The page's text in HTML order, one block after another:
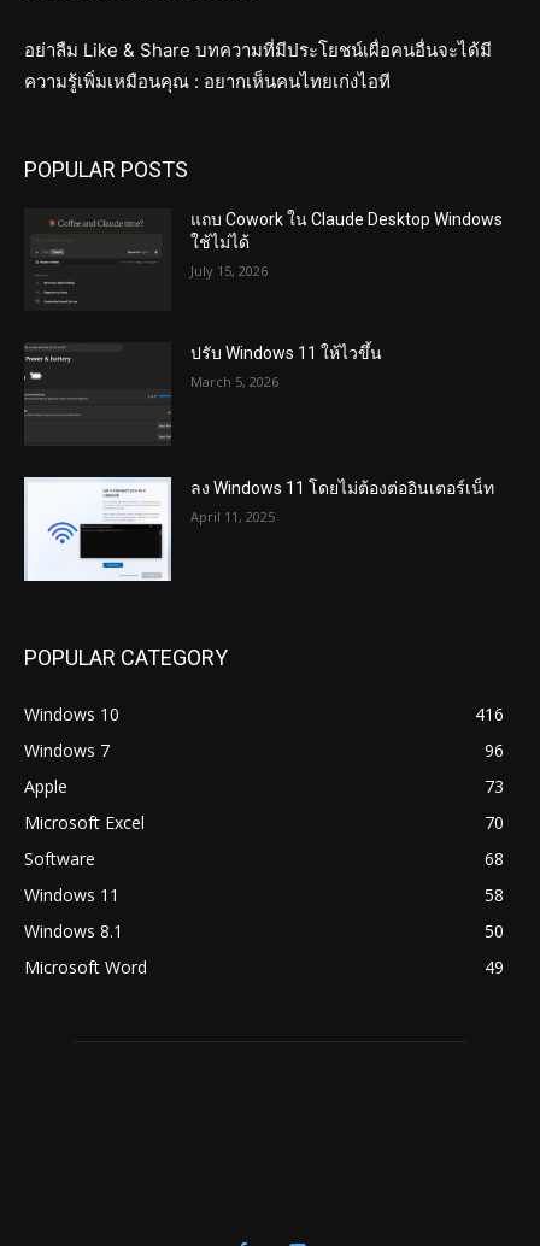
อย่าลืม Like & Share บทความที่มีประโยชน์เผื่อคนอื่นจะได้มี
ความรู้เพิ่มเหมือนคุณ : อยากเห็นคนไทยเก่งไอที
POPULAR POSTS
แถบ Cowork ใน Claude Desktop Windows
ใช้ไม่ได้
July 15, 2026
ปรับ Windows 11 ให้ไวขึ้น
March 5, 2026
ลง Windows 11 โดยไม่ต้องต่ออินเตอร์เน็ท
April 11, 2025
POPULAR CATEGORY
Windows 10
416
Windows 7
96
Apple
73
Microsoft Excel
70
Software
68
Windows 11
58
Windows 8.1
50
Microsoft Word
49